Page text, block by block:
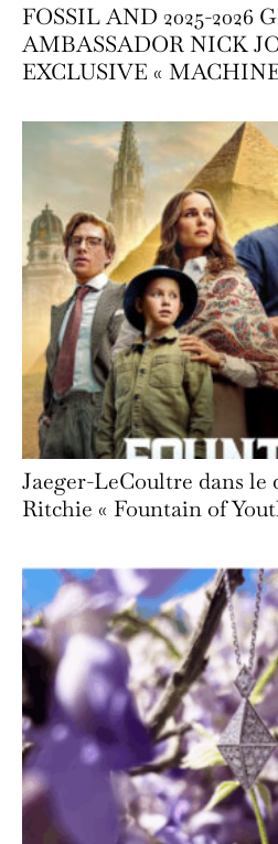
FOSSIL AND 2025-2026
AMBASSADOR NICK
EXCLUSIVE «
Jaeger-LeCoultre dans
Ritchie « Fountain of